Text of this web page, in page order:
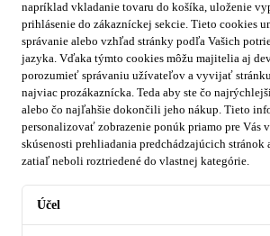
napríklad vkladanie tovaru do košíka, uloženie
prihlásenie do zákazníckej sekcie. Tieto cookies
správanie alebo vzhľad stránky podľa Vašich
jazyka. Vďaka týmto cookies môžu majitelia aj
porozumieť správaniu užívateľov a vyvijať
najviac prozákaznícka. Teda aby ste čo
alebo čo najľahšie dokončili jeho nákup. Tieto
personalizovať zobrazenie ponúk priamo pre Vás
skúsenosti prehliadania predchádzajúcich stránok
zatiaľ neboli roztriedené do vlastnej kategórie.
Účel